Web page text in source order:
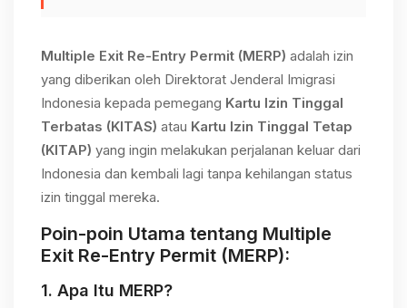
Multiple Exit Re-Entry Permit (MERP) adalah izin
yang diberikan oleh Direktorat Jenderal Imigrasi
Indonesia kepada pemegang Kartu Izin Tinggal
Terbatas (KITAS) atau Kartu Izin Tinggal Tetap
(KITAP) yang ingin melakukan perjalanan keluar dari
Indonesia dan kembali lagi tanpa kehilangan status
izin tinggal mereka.
Poin-poin Utama tentang Multiple
Exit Re-Entry Permit (MERP):
1. Apa Itu MERP?